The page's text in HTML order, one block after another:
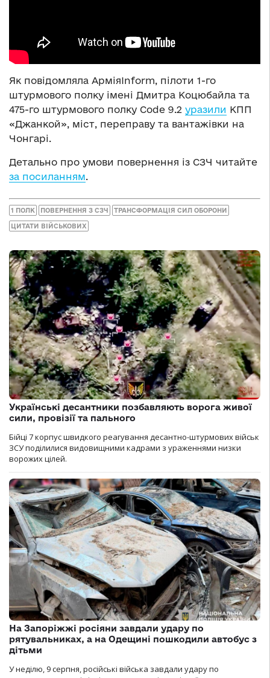
Як повідомляла АрміяInform, пілоти 1-го
штурмового полку імені Дмитра Коцюбайла та
475-го штурмового полку Code 9.2 уразили КПП
«Джанкой», міст, переправу та вантажівки на
Чонгарі.
Детально про умови повернення із СЗЧ читайте
за посиланням.
1 ПОЛК ПОВЕРНЕННЯ З СЗЧ ТРАНСФОРМАЦІЯ СИЛ ОБОРОНИ
ЦИТАТИ ВІЙСЬКОВИХ
Українські десантники позбавляють ворога живої
сили, провізії та пального
Бійці 7 корпус швидкого реагування десантно-штурмових військ
ЗСУ поділилися видовищними кадрами з ураженнями низки
ворожих цілей.
На Запоріжжі росіяни завдали удару по
рятувальниках, а на Одещині пошкодили автобус з
дітьми
У неділю, 9 серпня, російські війська завдали удару по